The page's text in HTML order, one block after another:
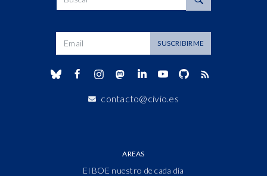
Dirección de correo SUSCRIBIRME
contacto@civio.es
AREAS
El BOE nuestro de cada día